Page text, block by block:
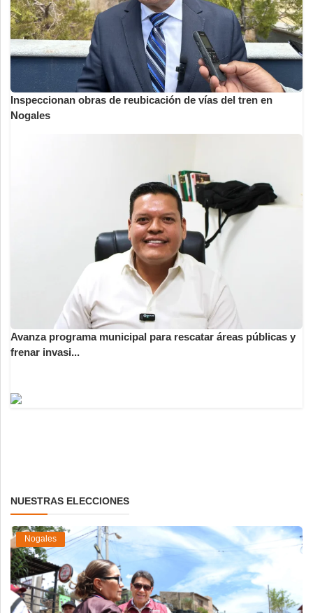
Inspeccionan obras de reubicación de vías del tren en
Nogales
Avanza programa municipal para rescatar áreas públicas y
frenar invasi...
NUESTRAS ELECCIONES
Nogales